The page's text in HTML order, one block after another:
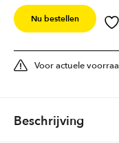
Nu bestellen
Voor actuele
Beschrijving